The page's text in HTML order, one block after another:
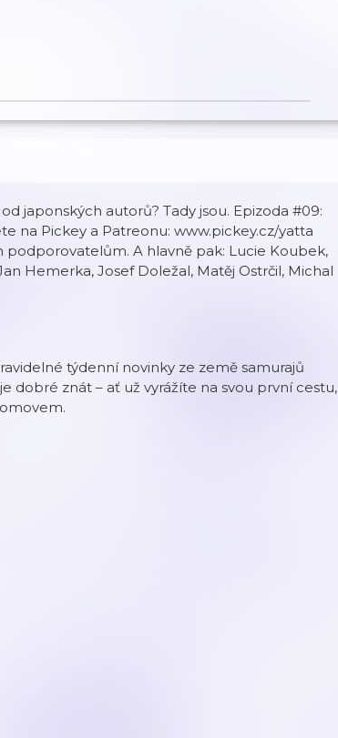
japonských autorů? Tady jsou. Epizoda #09:
na Pickey a Patreonu: www.pickey.cz/yatta
A hlavně pak: Lucie Koubek,
Hemerka, Josef Doležal, Matěj Ostrčil, Michal
týdenní novinky ze země samurajů
dobré znát – ať už vyrážíte na svou první cestu,